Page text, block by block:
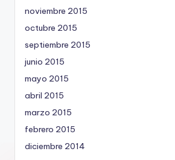
noviembre 2015
octubre 2015
septiembre 2015
junio 2015
mayo 2015
abril 2015
marzo 2015
febrero 2015
diciembre 2014